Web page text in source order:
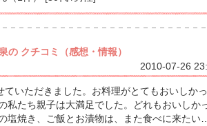
の クチコミ（感想・情報）
2010-07-26
ていただきました。お料理がとてもおいしか
私たち親子は大満足でした。どれもおいしか
塩焼き、ご飯とお漬物は、また食べに来たい